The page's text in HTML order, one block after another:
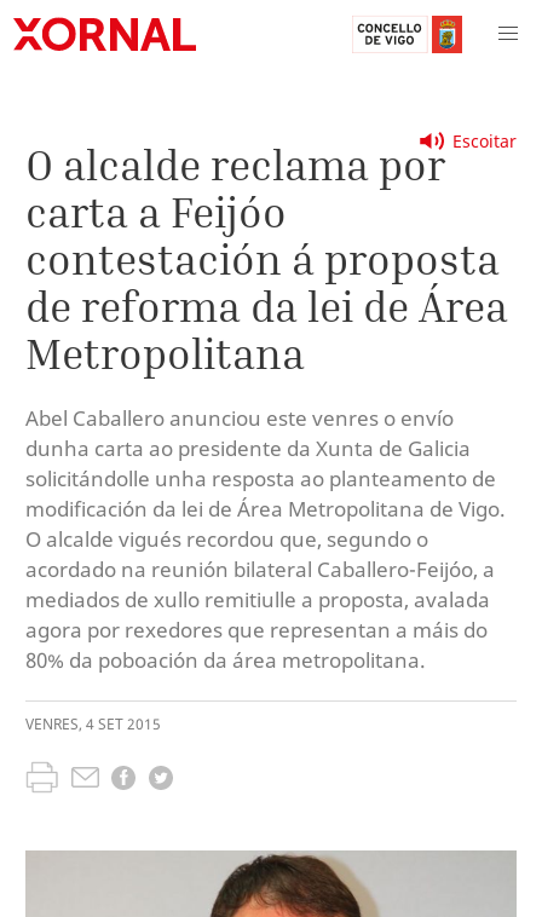
Escoitar
O alcalde reclama por
carta a Feijóo
contestación á proposta
de reforma da lei de Área
Metropolitana
Abel Caballero anunciou este venres o envío
dunha carta ao presidente da Xunta de Galicia
solicitándolle unha resposta ao planteamento de
modificación da lei de Área Metropolitana de Vigo.
O alcalde vigués recordou que, segundo o
acordado na reunión bilateral Caballero-Feijóo, a
mediados de xullo remitiulle a proposta, avalada
agora por rexedores que representan a máis do
80% da poboación da área metropolitana.
VENRES, 4SET2015